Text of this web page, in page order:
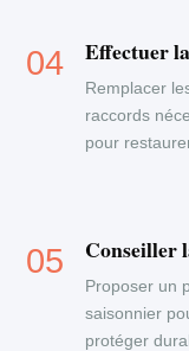
Effectuer
Remplacer
raccords
pour
Conseiller
Proposer un
saisonnier
protéger